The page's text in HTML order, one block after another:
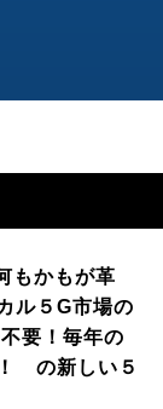
もかもが革
ル５G市場の
要！毎年の
の新しい５